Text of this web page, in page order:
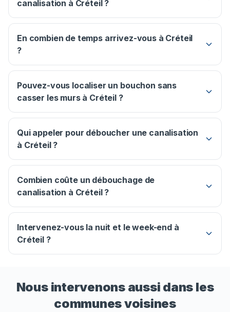
canalisation à Créteil ?
En combien de temps arrivez-vous à Créteil
?
Pouvez-vous localiser un bouchon sans
casser les murs à Créteil ?
Qui appeler pour déboucher une canalisation
à Créteil ?
Combien coûte un débouchage de
canalisation à Créteil ?
Intervenez-vous la nuit et le week-end à
Créteil ?
Nous intervenons aussi dans les
communes voisines